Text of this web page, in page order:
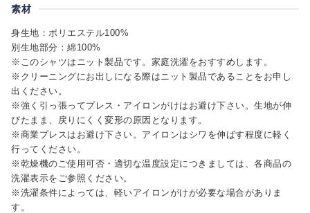
素材
身生地：ポリエステル100%
別生地部分：綿100%
※このシャツはニット製品です。家庭洗濯をおすすめします。
※クリーニングにお出しになる際はニット製品であることをお申し
出ください。
※強く引っ張ってプレス・アイロンがけはお避け下さい。生地が伸
びたまま、戻りにくく変形の原因となります。
※商業プレスはお避け下さい。アイロンはシワを伸ばす程度に軽く
行ってください。
※乾燥機のご使用可否・適切な温度設定につきましては、各商品の
洗濯表示をご参照ください。
※洗濯条件によっては、軽いアイロンがけが必要な場合がありま
す。